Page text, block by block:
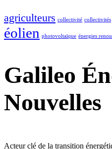
agriculteurs collectivité collectivités
éolien photovoltaïque énergies
Galileo
Nouvelles
Acteur clé de la transition